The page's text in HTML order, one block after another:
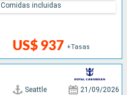
US$ 937 +Tasas
Comidas incluidas
Seattle 21/09/2026